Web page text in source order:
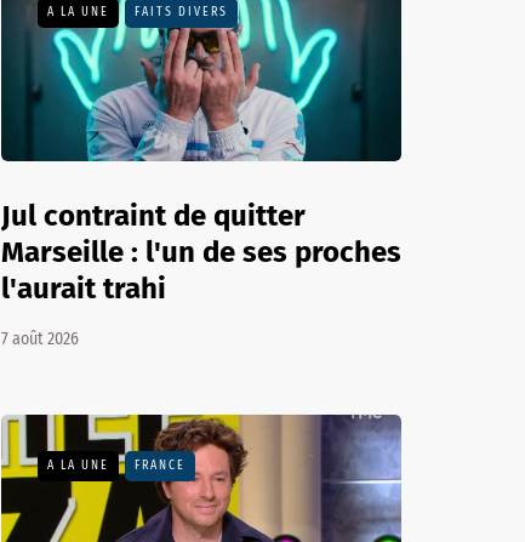
A LA UNE FAITS DIVERS
Jul contraint de quitter
Marseille : l'un de ses proches
l'aurait trahi
7 août 2026
A LA UNE FRANCE